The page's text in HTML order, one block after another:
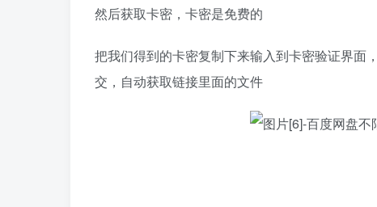
然后获取卡密，卡密是免费的
把我们得到的卡密复制下来输入到卡密验证界面
交，自动获取链接里面的文件